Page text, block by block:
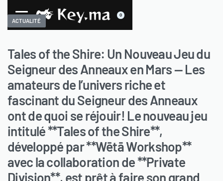
0
ACTUALITÉ
Tales of the Shire: Un Nouveau Jeu du
Seigneur des Anneaux en Mars — Les
amateurs de l’univers riche et
fascinant du Seigneur des Anneaux
ont de quoi se réjouir! Le nouveau jeu
intitulé **Tales of the Shire**,
développé par **Wētā Workshop**
avec la collaboration de **Private
Division**, est prêt à faire son grand